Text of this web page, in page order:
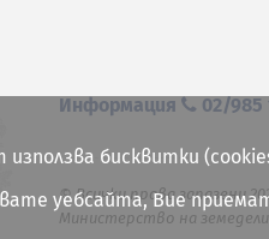
Информация 02/985
© Всички права запазени
Министерство на
използва бисквитки
уебсайта, Вие